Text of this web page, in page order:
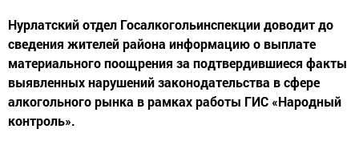
Нурлатский отдел Госалкогольинспекции доводит до
сведения жителей района информацию о выплате
материального поощрения за подтвердившиеся факты
выявленных нарушений законодательства в сфере
алкогольного рынка в рамках работы ГИС «Народный
контроль».